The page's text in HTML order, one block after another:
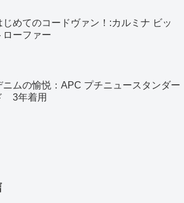
じめてのコードヴァン！:カルミナ ビッ
ローファー
ニムの愉悦：APC プチニュースタンダー
3年着用